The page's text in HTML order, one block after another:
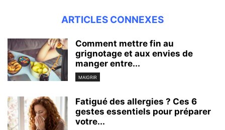
ARTICLES CONNEXES
Comment mettre fin au
grignotage et aux envies de
manger entre...
MAIGRIR
Fatigué des allergies ? Ces 6
gestes essentiels pour préparer
votre...